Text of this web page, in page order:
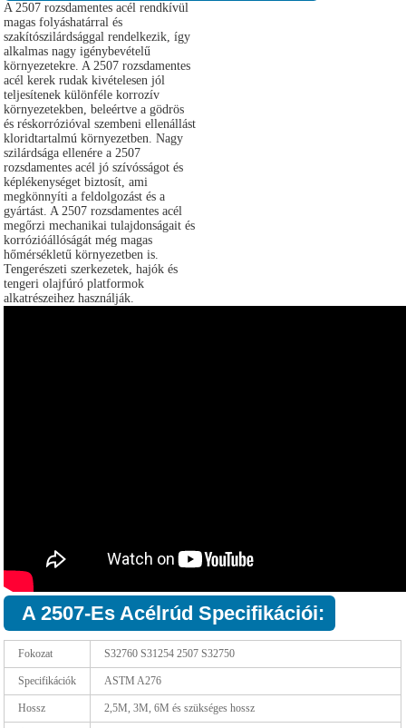
A 2507 rozsdamentes acél rendkívül
magas folyáshatárral és
szakítószilárdsággal rendelkezik, így
alkalmas nagy igénybevételű
környezetekre. A 2507 rozsdamentes
acél kerek rudak kivételesen jól
teljesítenek különféle korrozív
környezetekben, beleértve a gödrös
és réskorrózióval szembeni ellenállást
kloridtartalmú környezetben. Nagy
szilárdsága ellenére a 2507
rozsdamentes acél jó szívósságot és
képlékenységet biztosít, ami
megkönnyíti a feldolgozást és a
gyártást. A 2507 rozsdamentes acél
megőrzi mechanikai tulajdonságait és
korrózióállóságát még magas
hőmérsékletű környezetben is.
Tengerészeti szerkezetek, hajók és
tengeri olajfúró platformok
alkatrészeihez használják.
A 2507-Es Acélrúd Specifikációi:
Fokozat S32760 S31254 2507 S32750
Specifikációk ASTM A276
Hossz 2,5M, 3M, 6M és szükséges hossz